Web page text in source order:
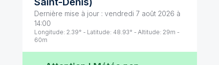
Dernière mise à jour : vendredi 7 août 2026 à
14:00
Longitude: 2.39° - Latitude: 48.93° - Altitude: 29m -
60m